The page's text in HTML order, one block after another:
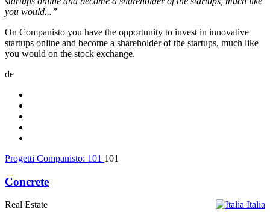
you would...”
On Companisto you have the opportunity to invest in innovative
startups online and become a shareholder of the startups, much like
you would on the stock exchange.
de
Progetti Companisto: 101 101
Concrete
Italia
Real Estate